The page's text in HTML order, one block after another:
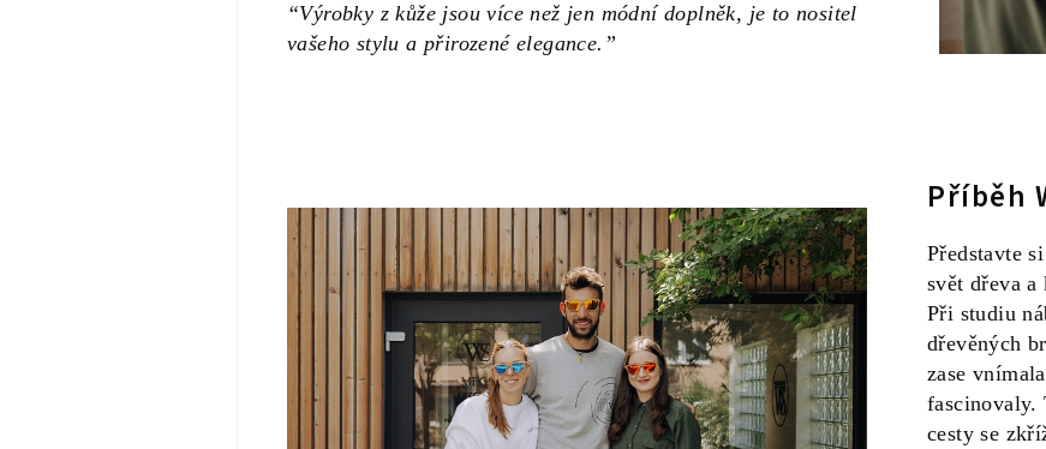
“Výrobky z kůže jsou více než jen módní doplněk, je to nositel
vašeho stylu a přirozené elegance.”
Příběh
Představte
svět dřeva
Při studiu
dřevěných
zase
fascinovaly.
cesty se